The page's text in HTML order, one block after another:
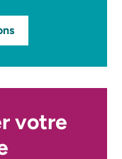
votre